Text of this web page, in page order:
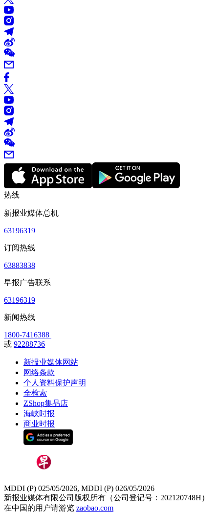
热线
新报业媒体总机
63196319
订阅热线
63883838
早报广告联系
63196319
新闻热线
1800-7416388
或 92288736
新报业媒体网站
网络条款
个人资料保护声明
全检索
ZShop集品店
海峡时报
商业时报
MDDI (P) 025/05/2026, MDDI (P) 026/05/2026
新报业媒体有限公司版权所有（公司登记号：202120748H）
在中国的用户请游览 zaobao.com